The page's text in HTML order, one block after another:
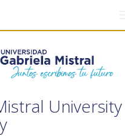
University